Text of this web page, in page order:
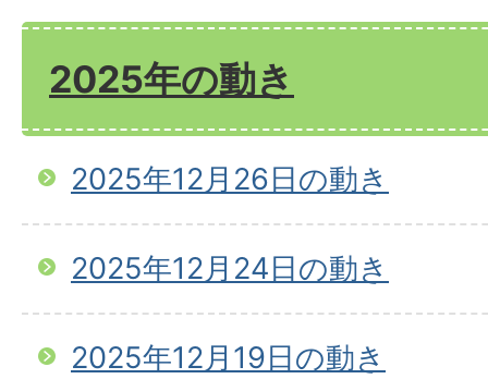
2025年の動き
2025年12月26日の動き
2025年12月24日の動き
2025年12月19日の動き